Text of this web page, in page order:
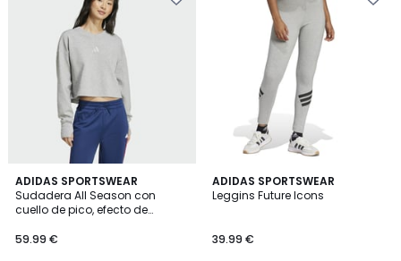
ADIDAS SPORTSWEAR
Sudadera All Season con
cuello de pico, efecto de
59.99 €
4,7
/ 5
ADIDAS SPORTSWEAR
Leggins Future Icons
39.99 €
4,6
/ 5
2
Colores